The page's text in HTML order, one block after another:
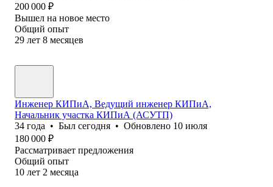
200 000 ₽
Вышел на новое место
Общий опыт
29 лет 8 месяцев
Инженер КИПиА, Ведущий инженер КИПиА,
Начальник участка КИПиА (АСУТП)
34 года • Был сегодня • Обновлено 10 июля
180 000 ₽
Рассматривает предложения
Общий опыт
10 лет 2 месяца